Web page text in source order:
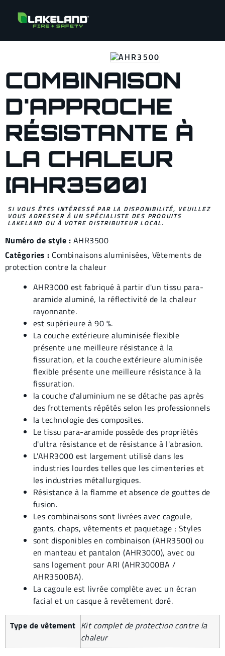
COMBINAISON
D'APPROCHE
RÉSISTANTE À
LA CHALEUR
[AHR3500]
SI VOUS ÊTES INTÉRESSÉ PAR LA DISPONIBILITÉ, VEUILLEZ
VOUS ADRESSER À UN SPÉCIALISTE DES PRODUITS
LAKELAND OU À VOTRE DISTRIBUTEUR LOCAL.
Numéro de style : AHR3500
Catégories : Combinaisons aluminisées, Vêtements de
protection contre la chaleur
AHR3000 est fabriqué à partir d'un tissu para-
aramide aluminé, la réflectivité de la chaleur
rayonnante.
est supérieure à 90 %.
La couche extérieure aluminisée flexible
présente une meilleure résistance à la
fissuration, et la couche extérieure aluminisée
flexible présente une meilleure résistance à la
fissuration.
la couche d'aluminium ne se détache pas après
des frottements répétés selon les professionnels
la technologie des composites.
Le tissu para-aramide possède des propriétés
d'ultra résistance et de résistance à l'abrasion.
L'AHR3000 est largement utilisé dans les
industries lourdes telles que les cimenteries et
les industries métallurgiques.
Résistance à la flamme et absence de gouttes de
fusion.
Les combinaisons sont livrées avec cagoule,
gants, chaps, vêtements et paquetage ; Styles
sont disponibles en combinaison (AHR3500) ou
en manteau et pantalon (AHR3000), avec ou
sans logement pour ARI (AHR3000BA /
AHR3500BA).
La cagoule est livrée complète avec un écran
facial et un casque à revêtement doré.
Type de vêtement Kit complet de protection contre la
chaleur